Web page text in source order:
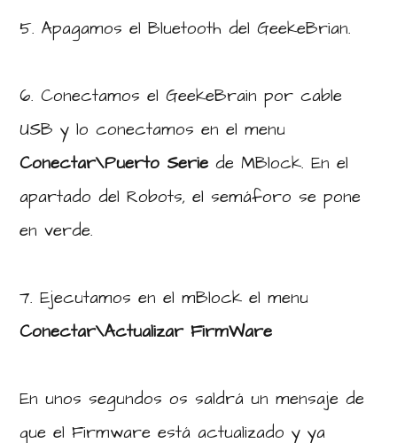
5. Apagamos el Bluetooth del GeekeBrian.
6. Conectamos el GeekeBrain por cable
USB y lo conectamos en el menu
Conectar\Puerto Serie de MBlock. En el
apartado del Robots, el semáforo se pone
en verde.
7. Ejecutamos en el mBlock el menu
Conectar\Actualizar FirmWare
En unos segundos os saldrá un mensaje de
que el Firmware está actualizado y ya